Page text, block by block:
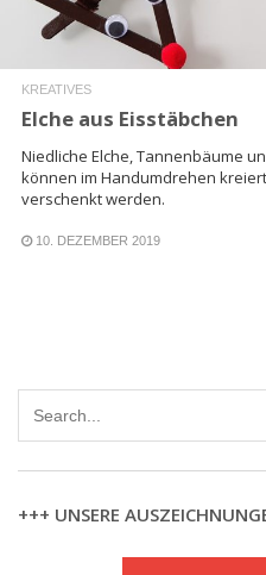
KREATIVES
Elche aus Eisstäbchen
Niedliche Elche, Tannenbäume
können im Handumdrehen
verschenkt werden.
10. DEZEMBER 2019
+++ UNSERE